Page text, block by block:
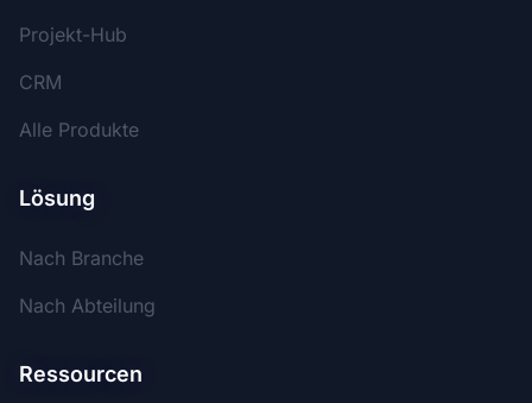
Projekt-Hub
CRM
Alle Produkte
Lösung
Nach Branche
Nach Abteilung
Ressourcen